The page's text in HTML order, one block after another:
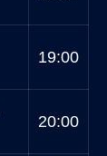
19:00
20:00